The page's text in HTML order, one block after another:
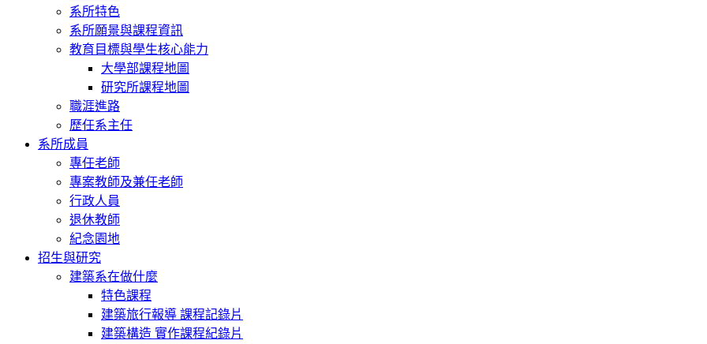
系所特色
系所願景與課程資訊
教育目標與學生核心能力
大學部課程地圖
研究所課程地圖
職涯進路
歷任系主任
系所成員
專任老師
專案教師及兼任老師
行政人員
退休教師
紀念園地
招生與研究
建築系在做什麼
特色課程
建築旅行報導 課程記錄片
建築構造 實作課程紀錄片